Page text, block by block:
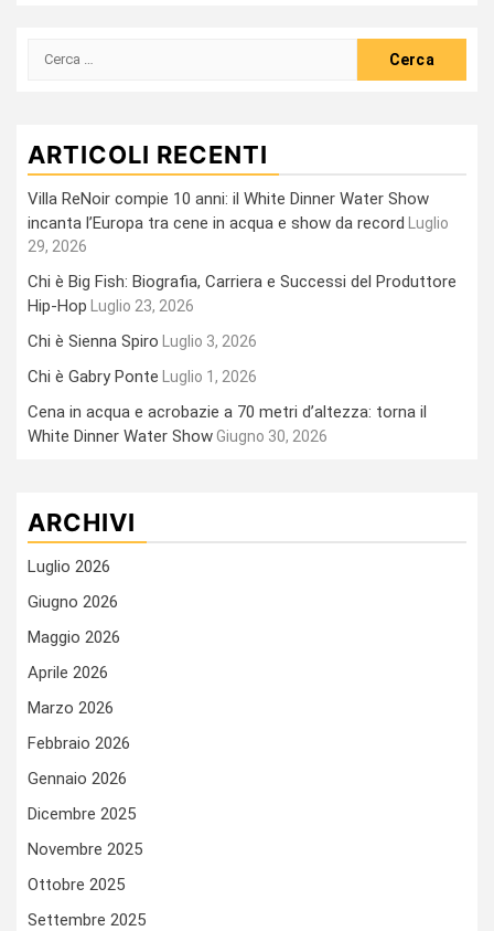
Ricerca
ARTICOLI RECENTI
Villa ReNoir compie 10 anni: il White Dinner Water Show
incanta l’Europa tra cene in acqua e show da record
Luglio
29, 2026
Chi è Big Fish: Biografia, Carriera e Successi del Produttore
Hip-Hop
Luglio 23, 2026
Chi è Sienna Spiro Luglio 3, 2026
Chi è Gabry Ponte Luglio 1, 2026
Cena in acqua e acrobazie a 70 metri d’altezza: torna il
White Dinner Water ShowGiugno 30, 2026
ARCHIVI
Luglio 2026
Giugno 2026
Maggio 2026
Aprile 2026
Marzo 2026
Febbraio 2026
Gennaio 2026
Dicembre 2025
Novembre 2025
Ottobre 2025
Settembre 2025